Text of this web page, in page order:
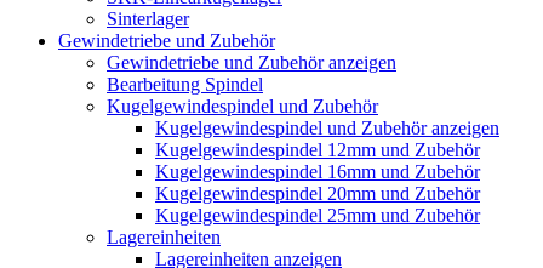
Sinterlager
Gewindetriebe und Zubehör
Gewindetriebe und Zubehör anzeigen
Bearbeitung Spindel
Kugelgewindespindel und Zubehör
Kugelgewindespindel und Zubehör anzeigen
Kugelgewindespindel 12mm und Zubehör
Kugelgewindespindel 16mm und Zubehör
Kugelgewindespindel 20mm und Zubehör
Kugelgewindespindel 25mm und Zubehör
Lagereinheiten
Lagereinheiten anzeigen